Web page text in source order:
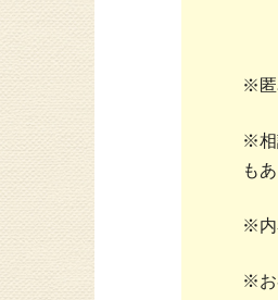
※匿
※相
も
※内
※お